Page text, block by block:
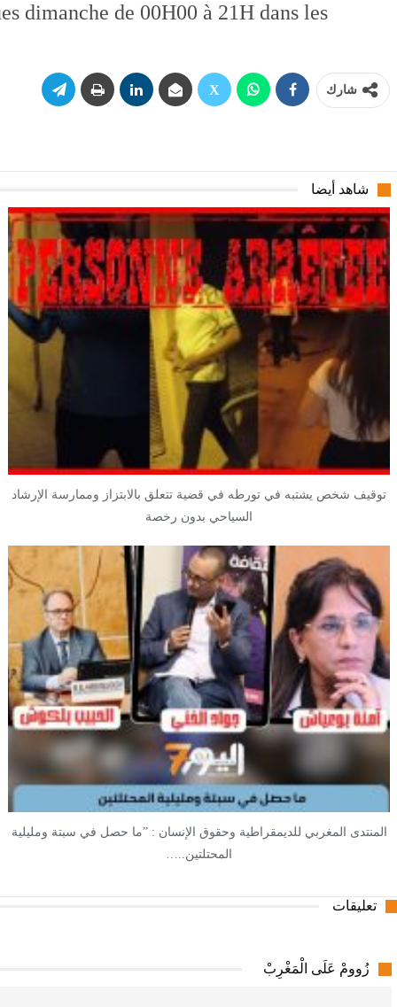
dimanche de 00H00 à 21H dans les
شارك
شاهد أيضا
توقيف شخص يشتبه في تورطه في قضية تتعلق بالابتزاز وممارسة الإرشاد
السياحي بدون رخصة
المنتدى المغربي للديمقراطية وحقوق الإنسان : ”ما حصل في سبتة ومليلية
المحتلتين..…
تعليقات
زُوومْ عَلَى الْمَغْرِبْ